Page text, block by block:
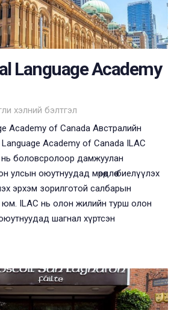
Language Academy
хэлний бэлтгэл
Academy of Canada Австралийн
Academy of Canada ILAC
боловсролоор дамжуулан
улсын оюутнуудад мөрөөдлөө биелүүлэх
эрхэм зорилготой салбарын
юм. ILAC нь олон жилийн турш олон
шагнал хүртсэн